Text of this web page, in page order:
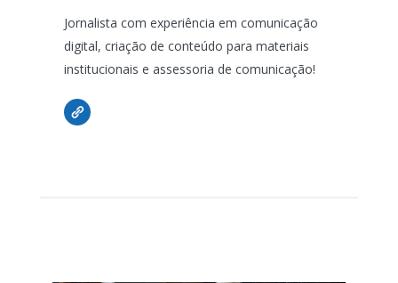
Jornalista com experiência em comunicação
digital, criação de conteúdo para materiais
institucionais e assessoria de comunicação!